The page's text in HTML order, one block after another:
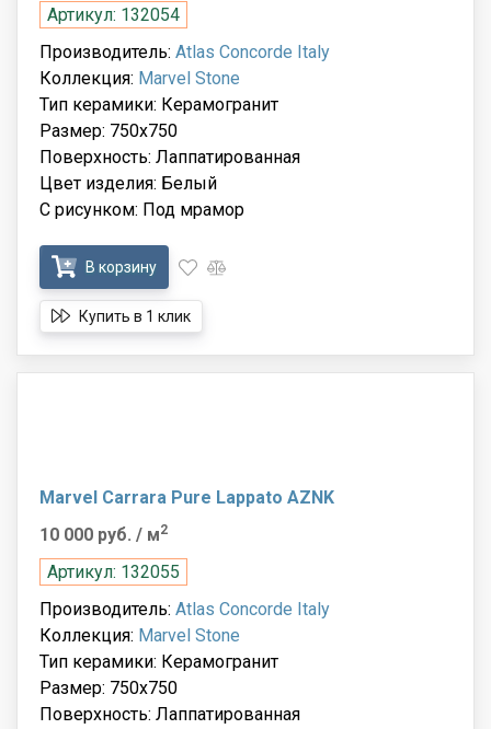
Артикул: 132054
Производитель: Atlas Concorde Italy
Коллекция: Marvel Stone
Тип керамики: Керамогранит
Размер: 750x750
Поверхность: Лаппатированная
Цвет изделия: Белый
С рисунком: Под мрамор
В корзину
Купить в 1 клик
Marvel Carrara Pure Lappato AZNK
10 000 руб. / м2
Артикул: 132055
Производитель: Atlas Concorde Italy
Коллекция: Marvel Stone
Тип керамики: Керамогранит
Размер: 750x750
Поверхность: Лаппатированная